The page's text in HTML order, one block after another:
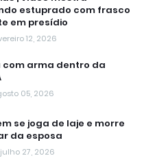
estuprado com frasco
em presídio
12, 2026
com arma dentro da
05, 2026
se joga de laje e morre
da esposa
27, 2026